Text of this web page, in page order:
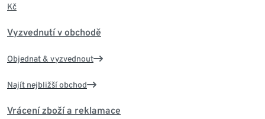
Kč
Vyzvednutí v obchodě
Objednat & vyzvednout
Najít nejbližší obchod
Vrácení zboží a reklamace